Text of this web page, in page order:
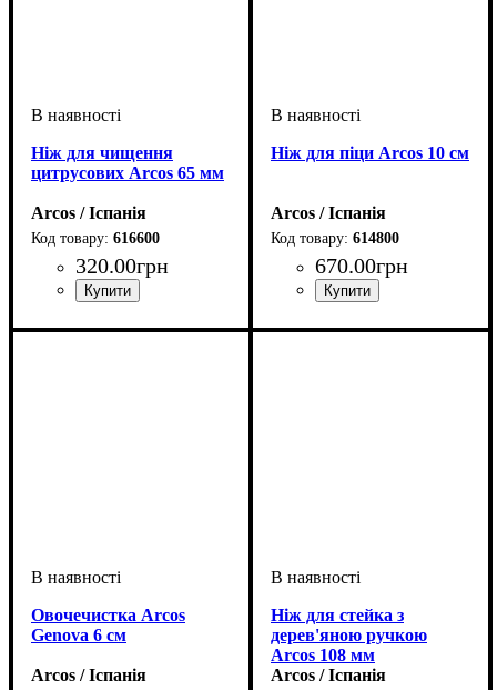
Ніж для чищення
цитрусових Arcos 65 мм
Arcos / Іспанія
616600
320.00грн
Ніж для піци Arcos 10 см
Arcos / Іспанія
614800
670.00грн
Овочечистка Arcos
Genova 6 см
Arcos / Іспанія
Ніж для стейка з
дерев'яною ручкою
Arcos 108 мм
Arcos / Іспанія